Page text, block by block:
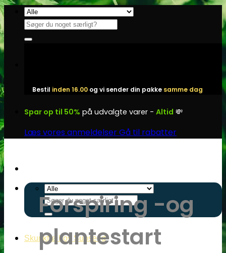
Fortsæt
indhold
Søg
efter:
Bestil inden 16.00 og vi sender din pakke samme dag
Spar op til 50% på udvalgte varer - Altid 💸
Læs vores anmeldelserGå til rabatter
Søg
efter:
Skunkfrø hos Subseed
Forspiring -og
plantestart